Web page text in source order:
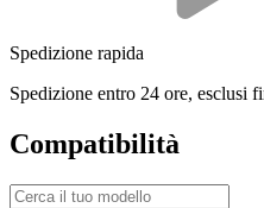
Spedizione rapida
Spedizione entro 24 ore, esclusi
Compatibilità